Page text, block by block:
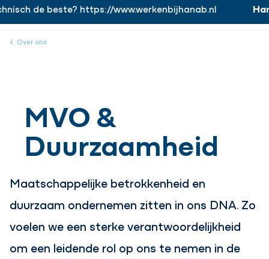
https://www.werkenbijhanab.nl
de beste? https://www.werkenbijhanab.nl
Werken bij Menu
Over ons
MVO &
Duurzaamheid
Maatschappelijke betrokkenheid en
duurzaam ondernemen zitten in ons DNA. Zo
voelen we een sterke verantwoordelijkheid
om een leidende rol op ons te nemen in de